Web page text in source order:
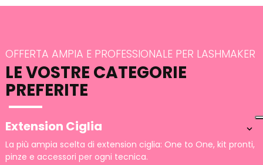
OFFERTA AMPIA E PROFESSIONALE PER LASHMAKER
LE VOSTRE CATEGORIE
PREFERITE
Extension Ciglia 
La più ampia scelta di extension ciglia: One to One, kit pronti,
pinze e accessori per ogni tecnica.